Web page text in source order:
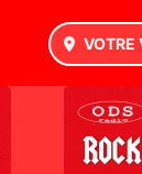
VOTRE